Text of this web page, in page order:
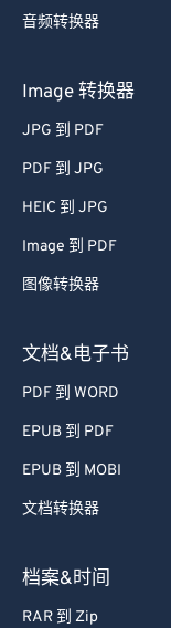
音频转换器
Image 转换器
JPG 到 PDF
PDF 到 JPG
HEIC 到 JPG
Image 到 PDF
图像转换器
文档&电子书
PDF 到 WORD
EPUB 到 PDF
EPUB 到 MOBI
文档转换器
档案&时间
RAR 到 Zip